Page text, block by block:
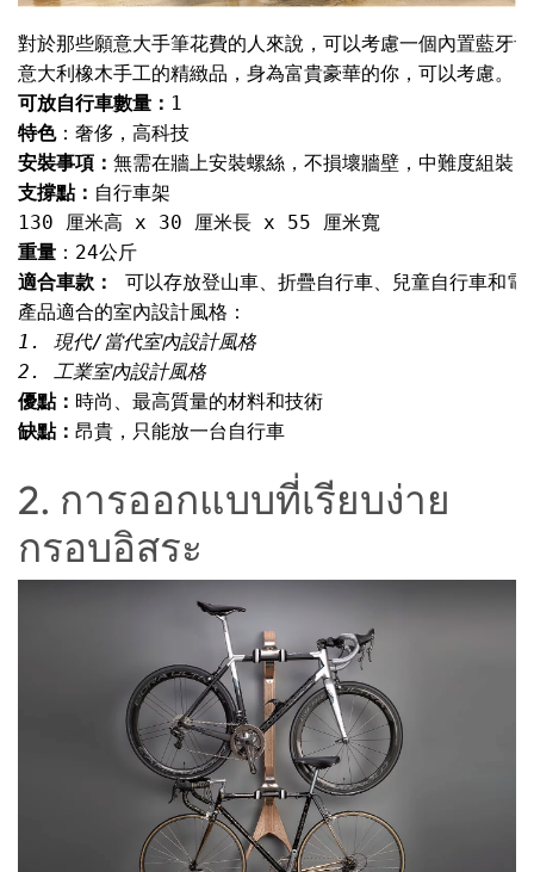
對於那些願意大手筆花費的人來說，可以考慮一個內置藍牙
可放自行車數量： 1
特色
安裝事項：
支撐點：
重量
適合車款：
優點：
缺點： 昂貴，只能放一台自行車
2. การออกแบบที่เรียบง่าย
กรอบอิสระ